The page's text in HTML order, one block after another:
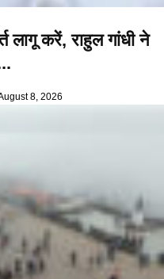
लागू करें, राहुल गांधी ने
8, 2026